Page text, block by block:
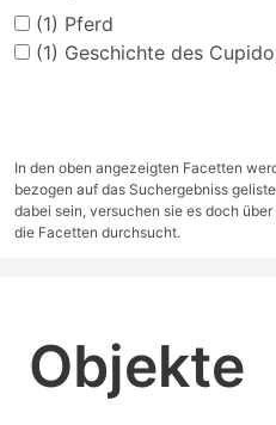
(1) Pferd
(1) Geschichte des
In den oben angezeigten Facetten
bezogen auf das Suchergebniss
dabei sein, versuchen sie es doch
die Facetten durchsucht.
Objekte